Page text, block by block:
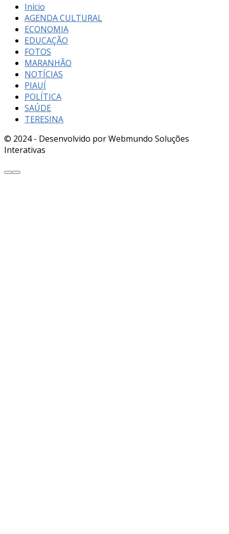
Início
AGENDA CULTURAL
ECONOMIA
EDUCAÇÃO
FOTOS
MARANHÃO
NOTÍCIAS
PIAUÍ
POLÍTICA
SAÚDE
TERESINA
© 2024 - Desenvolvido por Webmundo Soluções
Interativas